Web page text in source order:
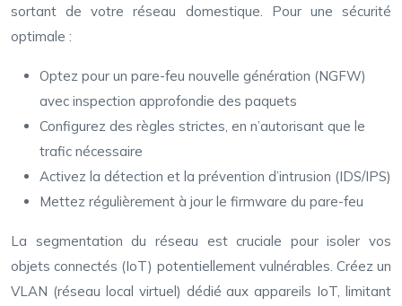
sortant de votre réseau domestique. Pour une sécurité
optimale :
Optez pour un pare-feu nouvelle génération (NGFW)
avec inspection approfondie des paquets
Configurez des règles strictes, en n’autorisant que le
trafic nécessaire
Activez la détection et la prévention d’intrusion (IDS/IPS)
Mettez régulièrement à jour le firmware du pare-feu
La segmentation du réseau est cruciale pour isoler vos
objets connectés (IoT) potentiellement vulnérables. Créez un
VLAN (réseau local virtuel) dédié aux appareils IoT, limitant